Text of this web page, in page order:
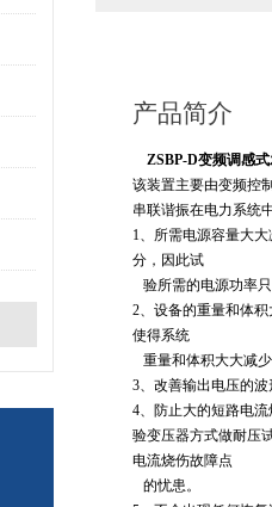
产品简介
ZSBP-D变频调感
该装置主要由变频控
串联谐振在电力系统
1、所需电源容量大
分，因此试
验所需的电源功率
2、设备的重量和体
使得系统
重量和体积大大减
3、改善输出电压的
4、防止大的短路电
验变压器方式做耐压
电流烧伤故障点
的忧患。